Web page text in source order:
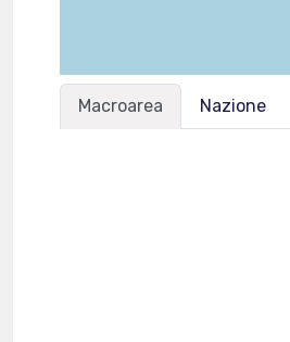
Macroarea Nazione